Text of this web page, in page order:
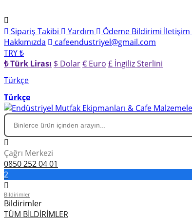
Sipariş Takibi Yardım Ödeme Bildirimi İletişim
Hakkımızda
cafeendustriyel@gmail.com
TRY ₺
₺ Türk Lirası $ Dolar€ Euro £ İngiliz Sterlini
Türkçe
Türkçe
Çağrı Merkezi
0850 252 04 01
2
Bildirimler
Bildirimler
TÜM BİLDİRİMLER